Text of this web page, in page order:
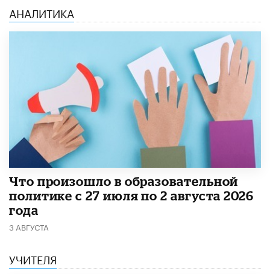
АНАЛИТИКА
​Что произошло в образовательной
политике с 27 июля по 2 августа 2026
года
3 АВГУСТА
УЧИТЕЛЯ